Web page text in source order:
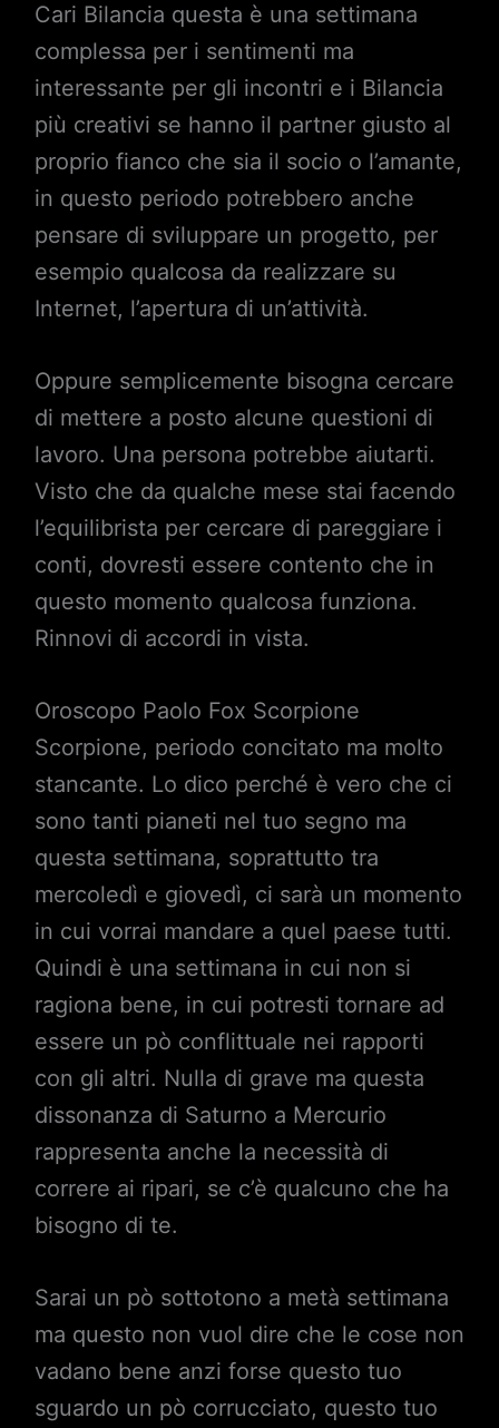
Cari Bilancia questa è una settimana
complessa per i sentimenti ma
interessante per gli incontri e i Bilancia
più creativi se hanno il partner giusto al
proprio fianco che sia il socio o l’amante,
in questo periodo potrebbero anche
pensare di sviluppare un progetto, per
esempio qualcosa da realizzare su
Internet, l’apertura di un’attività.
Oppure semplicemente bisogna cercare
di mettere a posto alcune questioni di
lavoro. Una persona potrebbe aiutarti.
Visto che da qualche mese stai facendo
l’equilibrista per cercare di pareggiare i
conti, dovresti essere contento che in
questo momento qualcosa funziona.
Rinnovi di accordi in vista.
Oroscopo Paolo Fox Scorpione
Scorpione, periodo concitato ma molto
stancante. Lo dico perché è vero che ci
sono tanti pianeti nel tuo segno ma
questa settimana, soprattutto tra
mercoledì e giovedì, ci sarà un momento
in cui vorrai mandare a quel paese tutti.
Quindi è una settimana in cui non si
ragiona bene, in cui potresti tornare ad
essere un pò conflittuale nei rapporti
con gli altri. Nulla di grave ma questa
dissonanza di Saturno a Mercurio
rappresenta anche la necessità di
correre ai ripari, se c’è qualcuno che ha
bisogno di te.
Sarai un pò sottotono a metà settimana
ma questo non vuol dire che le cose non
vadano bene anzi forse questo tuo
sguardo un pò corrucciato, questo tuo